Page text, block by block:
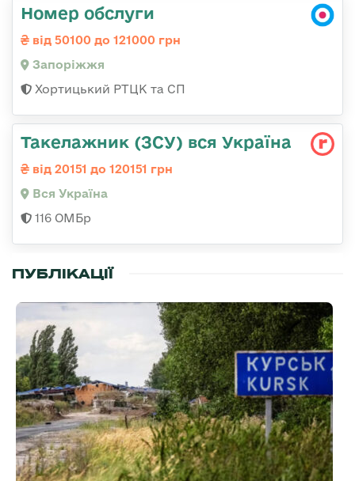
Номер обслуги
від 50100 до 121000 грн
Запоріжжя
Хортицький РТЦК та СП
Такелажник (ЗСУ) вся Україна
від 20151 до 120151 грн
Вся Україна
116 ОМБр
ПУБЛІКАЦІЇ